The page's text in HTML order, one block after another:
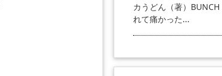
カうどん（著）
れて痛かった...